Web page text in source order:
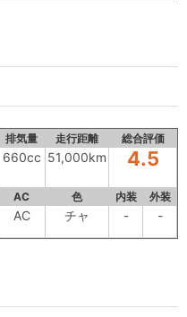
排気量 走行距離 総合評価
660cc 51,000km 4.5
AC 色 内装 外装
AC チャ - -